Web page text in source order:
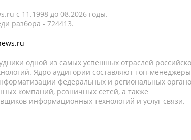
c 11.1998 до 08.2026 годы.
разбора - 724413.
одной из самых успешных отраслей
Ядро аудитории составляют топ-
федеральных и региональных
компаний, розничных сетей, а также
информационных технологий и услуг связи.